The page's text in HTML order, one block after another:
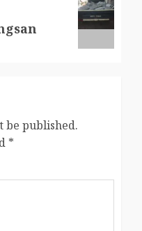
be published.
*